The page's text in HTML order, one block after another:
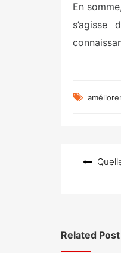
En
s’agisse
Related Post